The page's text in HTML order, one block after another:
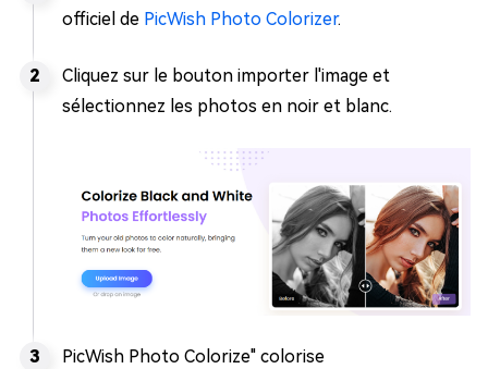
officiel de PicWish Photo Colorizer.
Cliquez sur le bouton importer l'image et
sélectionnez les photos en noir et blanc.
PicWish Photo Colorize" colorise